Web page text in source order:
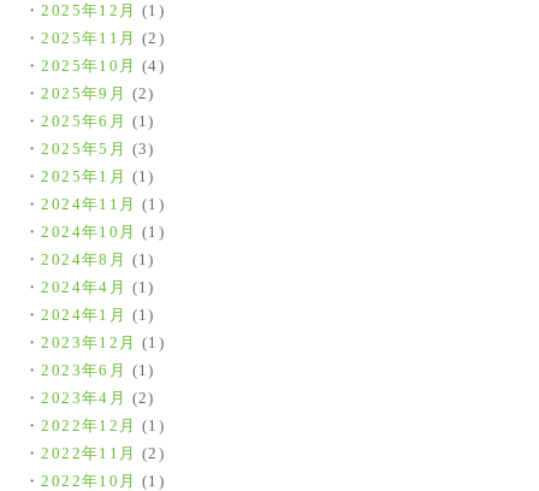
2025年12月
(1)
2025年11月
(2)
2025年10月
(4)
2025年9月
(2)
2025年6月
(1)
2025年5月
(3)
2025年1月
(1)
2024年11月
(1)
2024年10月
(1)
2024年8月
(1)
2024年4月
(1)
2024年1月
(1)
2023年12月
(1)
2023年6月
(1)
2023年4月
(2)
2022年12月
(1)
2022年11月
(2)
2022年10月
(1)